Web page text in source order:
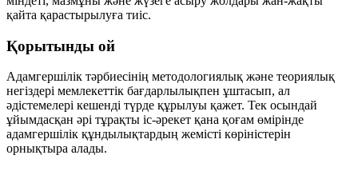
қайта қарастырылуға тиіс.
Қорытынды ой
Адамгершілік тәрбиесінің методологиялық және теориялық
негіздері мемлекеттік бағдарлылықпен ұштасып, ал
әдістемелері кешенді түрде құрылуы қажет. Тек осындай
ұйымдасқан әрі тұрақты іс-әрекет қана қоғам өмірінде
адамгершілік құндылықтардың жемісті көріністерін
орнықтыра алады.